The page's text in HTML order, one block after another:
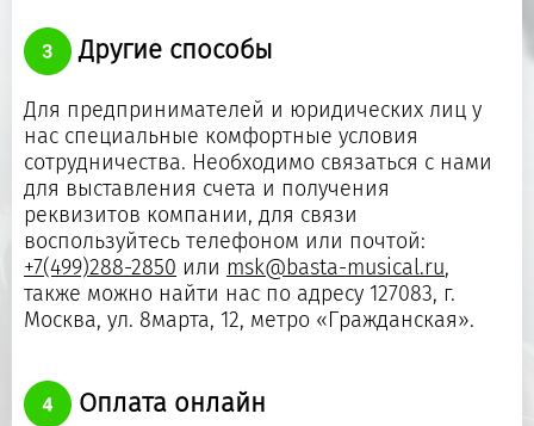
Другие способы
Для предпринимателей и юридических лиц у
нас специальные комфортные условия
сотрудничества. Необходимо связаться с нами
для выставления счета и получения
реквизитов компании, для связи
воспользуйтесь телефоном или почтой:
+7(499)288-2850 или msk@basta-musical.ru,
также можно найти нас по адресу 127083, г.
Москва, ул. 8марта, 12, метро «Гражданская».
Оплата онлайн